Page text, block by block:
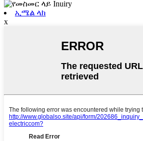
ኢሜል ላክ
x